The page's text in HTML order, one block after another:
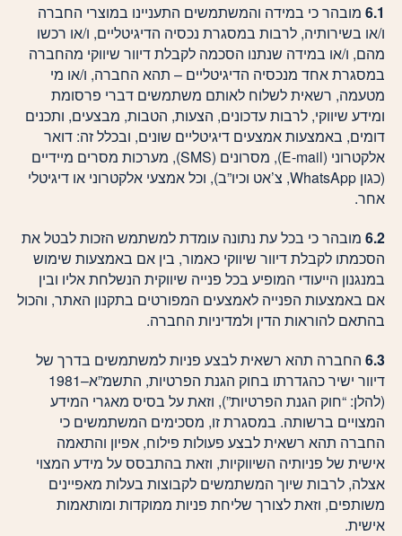
6.1 מובהר כי במידה והמשתמשים התעניינו במוצרי החברה
ו/או בשירותיה, לרבות במסגרת נכסיה הדיגיטליים, ו/או רכשו
מהם, ו/או במידה שנתנו הסכמה לקבלת דיוור שיווקי מהחברה
במסגרת אחד מנכסיה הדיגיטליים – תהא החברה, ו/או מי
מטעמה, רשאית לשלוח לאותם משתמשים דברי פרסומת
ומידע שיווקי, לרבות עדכונים, הצעות, הטבות, מבצעים, ותכנים
דומים, באמצעות אמצעים דיגיטליים שונים, ובכלל זה: דואר
אלקטרוני (E-mail), מסרונים (SMS), מערכות מסרים מיידיים
(כגון WhatsApp, צ’אט וכיו”ב), וכל אמצעי אלקטרוני או דיגיטלי
אחר.
6.2מובהר כי בכל עת נתונה עומדת למשתמש הזכות לבטל את
הסכמתו לקבלת דיוור שיווקי כאמור, בין אם באמצעות שימוש
במנגנון הייעודי המופיע בכל פנייה שיווקית הנשלחת אליו ובין
אם באמצעות הפנייה לאמצעים המפורטים בתקנון האתר, והכול
בהתאם להוראות הדין ולמדיניות החברה.
6.3 החברה תהא רשאית לבצע פניות למשתמשים בדרך של
דיוור ישיר כהגדרתו בחוק הגנת הפרטיות, התשמ”א–1981
(להלן: “חוק הגנת הפרטיות”), וזאת על בסיס מאגרי המידע
המצויים ברשותה. במסגרת זו, מסכימים המשתמשים כי
החברה תהא רשאית לבצע פעולות פילוח, אפיון והתאמה
אישית של פניותיה השיווקיות, וזאת בהתבסס על מידע המצוי
אצלה, לרבות שיוך המשתמשים לקבוצות בעלות מאפיינים
משותפים, וזאת לצורך שליחת פניות ממוקדות ומותאמות
אישית.